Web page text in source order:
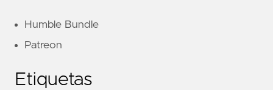
Humble Bundle
Patreon
Etiquetas